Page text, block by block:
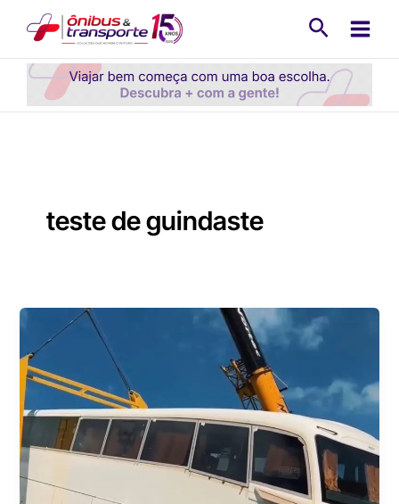
conteúdo
teste de guindaste